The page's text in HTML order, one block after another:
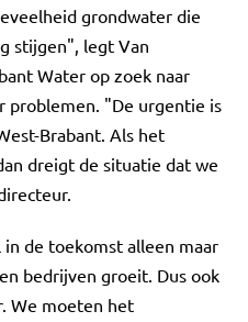
grondwater die
stijgen", legt Van
Water op zoek naar
problemen. "De urgentie is
Brabant. Als het
dreigt de situatie dat we
de toekomst alleen maar
bedrijven groeit. Dus ook
We moeten het